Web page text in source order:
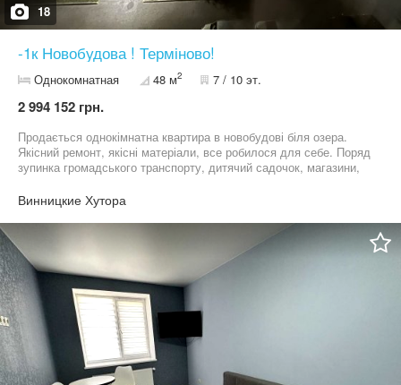
18
-1к Новобудова ! Терміново!
Однокомнатная 48 м2 7 / 10 эт.
2 994 152 грн.
Продається однокімнатна квартира в новобудові біля озера.
Якісний ремонт, якісні матеріали, все робилося для себе. Поряд
зупинка громадського транспорту, дитячий садочок, магазини,
деталі по телефону.
Винницкие Хутора